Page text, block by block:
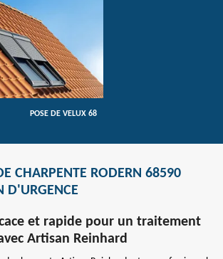
POSE DE VELUX 68
CHARPENTE RODERN 68590
D'URGENCE
et rapide pour un traitement
Artisan Reinhard